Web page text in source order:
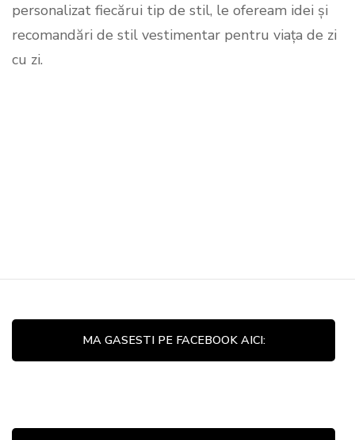
personalizat fiecărui tip de stil, le ofeream idei și
recomandări de stil vestimentar pentru viața de zi
cu zi.
MA GASESTI PE FACEBOOK AICI: